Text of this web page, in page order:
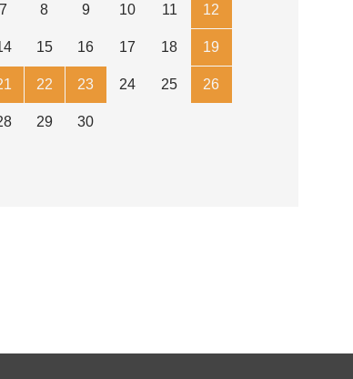
7 8 9 10 11 12
15 16 17 18 19
22 23 24 25 26
29 30